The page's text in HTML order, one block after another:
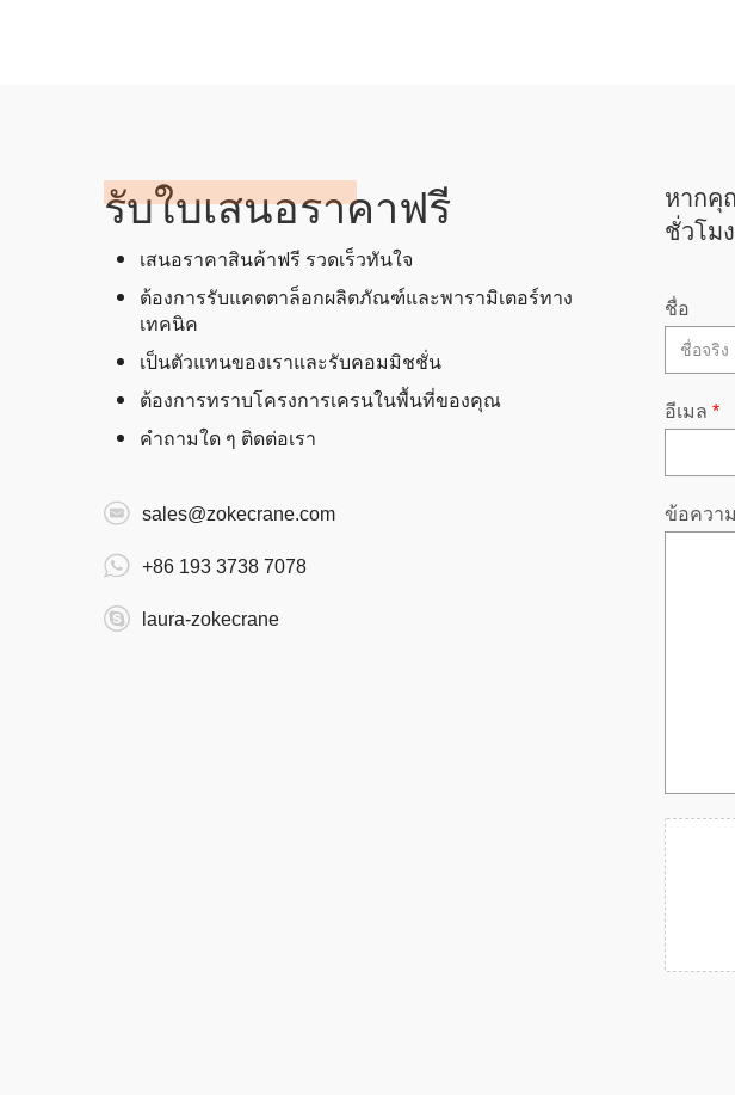
รับใบเสนอราคาฟรี
เสนอราคาสินค้าฟรี รวดเร็วทันใจ
ต้องการรับแคตตาล็อกผลิตภัณฑ์และพารามิเตอร์ทาง
เทคนิค
เป็นตัวแทนของเราและรับคอมมิชชั่น
ต้องการทราบโครงการเครนในพื้นที่ของคุณ
คำถามใด ๆ ติดต่อเรา
sales@zokecrane.com
+86 193 3738 7078
laura-zokecrane
หากคุ
ชั่วโม
ชื่อ
อีเมล *
ข้อความ